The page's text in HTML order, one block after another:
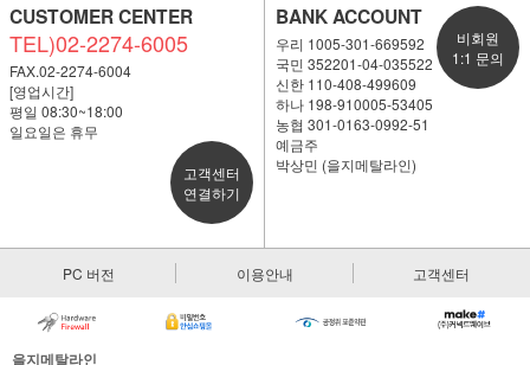
CUSTOMER CENTER
TEL)02-2274-6005
FAX.02-2274-6004
[영업시간]
평일 08:30~18:00
일요일은 휴무
고객센터
연결하기
BANK ACCOUNT
우리 1005-301-669592
국민 352201-04-035522
신한 110-408-499609
하나 198-910005-53405
농협 301-0163-0992-51
예금주
박상민 (을지메탈라인)
비회원
1:1 문의
PC 버전 이용안내 고객센터
을지메탈라인